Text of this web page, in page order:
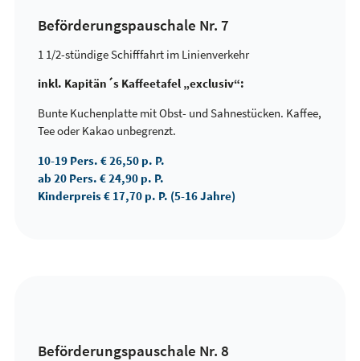
Beförderungspauschale Nr. 7
1 1/2-stündige Schifffahrt im Linienverkehr
inkl. Kapitän´s Kaffeetafel „exclusiv“:
Bunte Kuchenplatte mit Obst- und Sahnestücken. Kaffee,
Tee oder Kakao unbegrenzt.
10-19 Pers. € 26,50 p. P.
ab 20 Pers. € 24,90 p. P.
Kinderpreis€ 17,70 p. P. (5-16 Jahre)
Beförderungspauschale Nr. 8